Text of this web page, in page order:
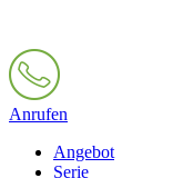
Anrufen
Angebot
Serie